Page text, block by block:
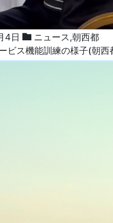
4日 ニュース,朝西都
ビス機能訓練の様子(朝西